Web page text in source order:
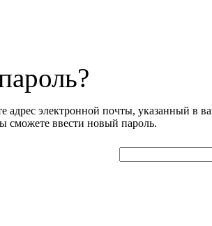
адрес электронной почты, указанный в
сможете ввести новый пароль.